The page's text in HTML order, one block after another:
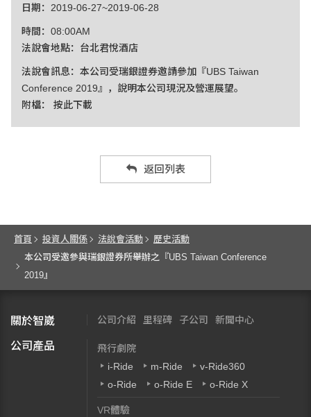
日期：2019-06-27~2019-06-28
時間：08:00AM
法說會地點：台北君悅酒店
法說會訊息：本公司受瑞銀證券邀請參加『UBS Taiwan
Conference 2019』，說明本公司現況及營運展望。
附檔： 按此下載
返回列表
首頁 投資人關係 法說會活動
歷史活動
本公司受邀參與瑞銀證券所舉辦之『UBS Taiwan Conference
2019』
關於智崴 公司介紹 里程碑 子公司 新聞中心
公司產品
飛行劇院
i-Ride
m-Ride
v-Ride360
o-Ride
o-Ride E o-Ride X
VR體驗